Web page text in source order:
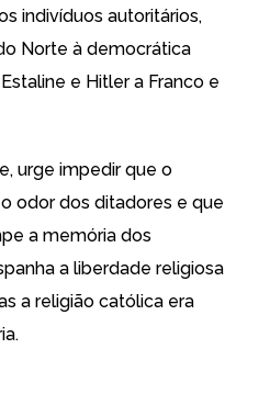
indivíduos autoritários,
Norte à democrática
e Hitler a Franco e
urge impedir que o
odor dos ditadores e que
a memória dos
a liberdade religiosa
a religião católica era